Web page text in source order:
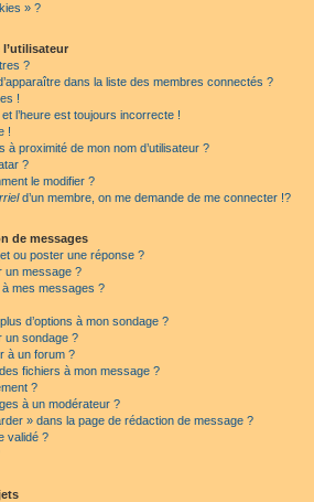
» ?
l’utilisateur
?
dans la liste des membres connectés ?
!
l’heure est toujours incorrecte !
!
à proximité de mon nom d’utilisateur ?
?
le modifier ?
d’un membre, on me demande de me connecter !?
de messages
ou poster une réponse ?
un message ?
mes messages ?
d’options à mon sondage ?
un sondage ?
à un forum ?
fichiers à mon message ?
?
à un modérateur ?
» dans la page de rédaction de message ?
validé ?